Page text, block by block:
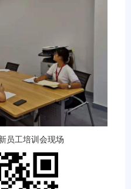
员工培训会现场